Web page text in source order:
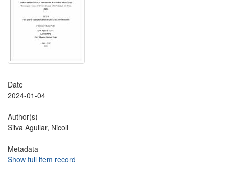
Date
2024-01-04
Author(s)
Silva Aguilar, Nicoll
Metadata
Show full item record